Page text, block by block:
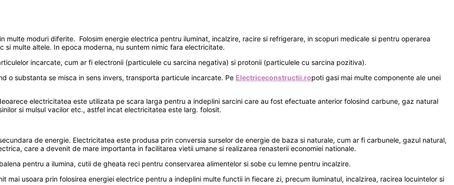
multe moduri diferite. Folosim energie electrica pentru iluminat, incalzire, racire si refrigerare, in scopuri medicale si pentru operarea
multe altele. In epoca moderna, nu suntem nimic fara electricitate.
incarcate, cum ar fi electronii (particulele cu sarcina negativa) si protonii (particulele cu sarcina pozitiva).
o substanta se misca in sens invers, transporta particule incarcate. Pe Electriceconstructii.ropoti gasi mai multe componente ale unei
electricitatea este utilizata pe scara larga pentru a indeplini sarcini care au fost efectuate anterior folosind carbune, gaz natural
si mulsul vacilor etc., astfel incat electricitatea este larg. folosit.
de energie. Electricitatea este produsa prin conversia surselor de energie de baza si naturale, cum ar fi carbunele, gazul natural,
care a devenit de mare importanta in facilitarea vietii umane si realizarea renasterii economiei nationale.
pentru a ilumina, cutii de gheata reci pentru conservarea alimentelor si sobe cu lemne pentru incalzire.
mai usoara prin folosirea energiei electrice pentru a indeplini multe functii in fiecare zi, precum iluminatul, incalzirea, racirea locuintelor si